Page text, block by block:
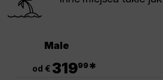
Male
od € 31999*